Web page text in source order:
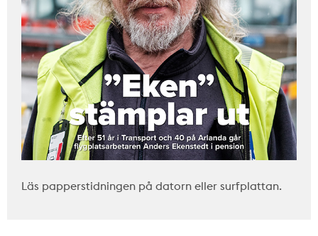
Läs papperstidningen på datorn eller surfplattan.